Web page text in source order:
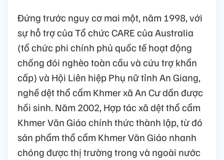
Đứng trước nguy cơ mai một, năm 1998, với
sự hỗ trợ của Tổ chức CARE của Australia
(tổ chức phi chính phủ quốc tế hoạt động
chống đói nghèo toàn cầu và cứu trợ khẩn
cấp) và Hội Liên hiệp Phụ nữ tỉnh An Giang,
nghề dệt thổ cẩm Khmer xã An Cư dần được
hồi sinh. Năm 2002, Hợp tác xã dệt thổ cẩm
Khmer Văn Giáo chính thức thành lập, từ đó
sản phẩm thổ cẩm Khmer Văn Giáo nhanh
chóng được thị trường trong và ngoài nước